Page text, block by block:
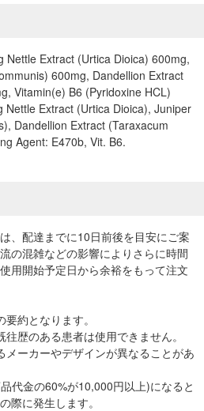
Nettle Extract (Urtica Dioica) 600mg,
600mg, Dandellion Extract
Vitamin(e) B6 (Pyridoxine HCL)
Extract (Urtica Dioica), Juniper
Dandellion Extract (Taraxacum
Agent: E470b, Vit. B6.
、配達までに10日前後を目安にご案
の混雑などの影響によりさらに時間
用開始予定日から余裕をもって注文
約となります。
歴のある患者は使用できません。
ーカーやデザインが異なることがあ
代金の60%が10,000円以上)になると
際に発生します。